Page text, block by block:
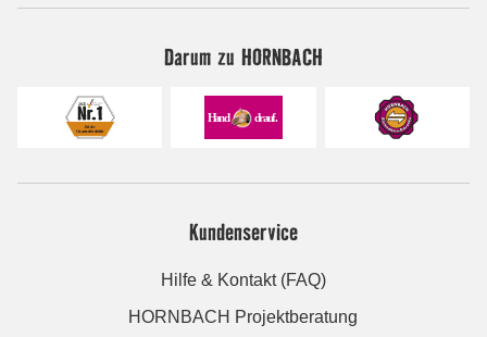
Darum zu HORNBACH
Kundenservice
Hilfe & Kontakt (FAQ)
HORNBACH Projektberatung